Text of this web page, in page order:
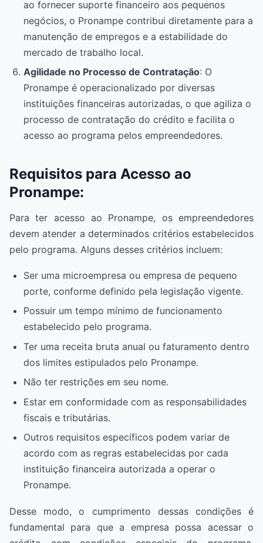
ao fornecer suporte financeiro aos pequenos
negócios, o Pronampe contribui diretamente para a
manutenção de empregos e a estabilidade do
mercado de trabalho local.
Agilidade no Processo de Contratação: O
Pronampe é operacionalizado por diversas
instituições financeiras autorizadas, o que agiliza o
processo de contratação do crédito e facilita o
acesso ao programa pelos empreendedores.
Requisitos para Acesso ao
Pronampe:
Para ter acesso ao Pronampe, os empreendedores
devem atender a determinados critérios estabelecidos
pelo programa. Alguns desses critérios incluem:
Ser uma microempresa ou empresa de pequeno
porte, conforme definido pela legislação vigente.
Possuir um tempo mínimo de funcionamento
estabelecido pelo programa.
Ter uma receita bruta anual ou faturamento dentro
dos limites estipulados pelo Pronampe.
Não ter restrições em seu nome.
Estar em conformidade com as responsabilidades
fiscais e tributárias.
Outros requisitos específicos podem variar de
acordo com as regras estabelecidas por cada
instituição financeira autorizada a operar o
Pronampe.
Desse modo, o cumprimento dessas condições é
fundamental para que a empresa possa acessar o